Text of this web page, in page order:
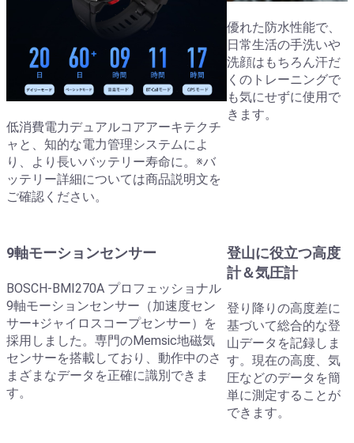
低消費電力デュアルコアアーキテクチ
ャと、知的な電力管理システムによ
り、より長いバッテリー寿命に。※バ
ッテリー詳細については商品説明文を
ご確認ください。
優れた防水性能で、
日常生活の手洗いや
洗顔はもちろん汗だ
くのトレーニングで
も気にせずに使用で
きます。
9軸モーションセンサー
BOSCH-BMI270A プロフェッショナル
9軸モーションセンサー（加速度セン
サー+ジャイロスコープセンサー）を
採用しました。専門のMemsic地磁気
センサーを搭載しており、動作中のさ
まざまなデータを正確に識別できま
す。
登山に役立つ高度
計＆気圧計
登り降りの高度差に
基づいて総合的な登
山データを記録しま
す。現在の高度、気
圧などのデータを簡
単に測定することが
できます。